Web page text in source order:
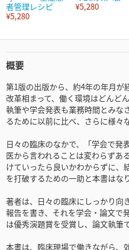
者管理レシピ
¥5,280
¥5,280
概要
第1版の出版から、約4年の年月が
改革相まって、働く環境はどんど
執筆や学会発表も業務時間とみな
るために以前に比べ、さらに様々
日々の臨床のなかで、「学会で発
医から言われることは変わらずあ
けていったら良いかわからずに、
を打破するための一助と本書はな
著者は、日々の臨床にしっかり向
報告を書き、それを学会・論文で
は優秀演題賞を受賞し、論文執筆
本書は、臨床現場で働きながら、